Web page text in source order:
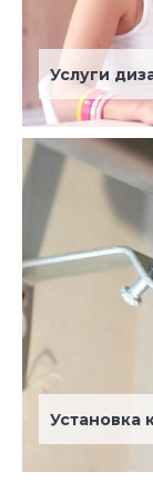
Услуги
Установка